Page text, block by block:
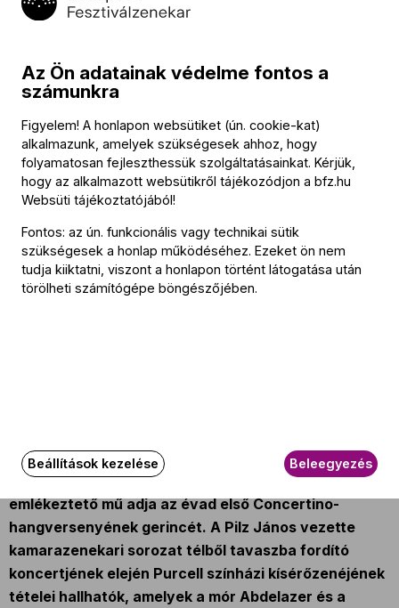
Koncertmester
Szólista
Bogányi Bence(fagott)
A koncerten játszó zenészek
További információ
Az esemény körülbelül 150 perc hosszúságú.
ritkán hallható versenyművének szólóját játssza. A
könnyen fogyasztható, hol tangóra, hol ragtime-ra
emlékeztető mű adja az évad első Concertino-
hangversenyének gerincét. A Pilz János vezette
kamarazenekari sorozat télből tavaszba fordító
koncertjének elején Purcell színházi kísérőzenéjének
tételei hallhatók, amelyek a mór Abdelazer és a
Az Ön adatainak védelme fontos a
számunkra
Figyelem! A honlapon websütiket (ún. cookie-kat)
alkalmazunk, amelyek szükségesek ahhoz, hogy
folyamatosan fejleszthessük szolgáltatásainkat. Kérjük,
hogy az alkalmazott websütikről tájékozódjon a bfz.hu
Websüti tájékoztatójából!
Fontos: az ún. funkcionális vagy technikai sütik
szükségesek a honlap működéséhez. Ezeket ön nem
tudja kiiktatni, viszont a honlapon történt látogatása után
törölheti számítógépe böngészőjében.
Beállítások kezelése Beleegyezés